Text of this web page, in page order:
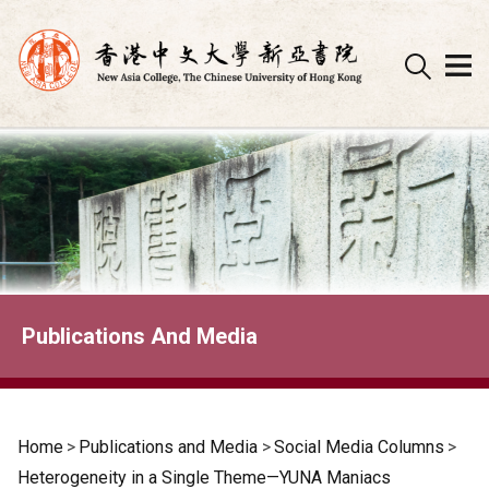
Skip
to
content
Publications And Media
Home > Publications and Media >Social Media Columns >
Heterogeneity in a Single Theme—YUNA Maniacs